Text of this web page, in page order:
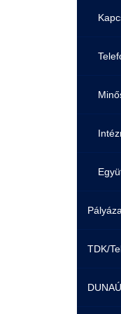
TDK/